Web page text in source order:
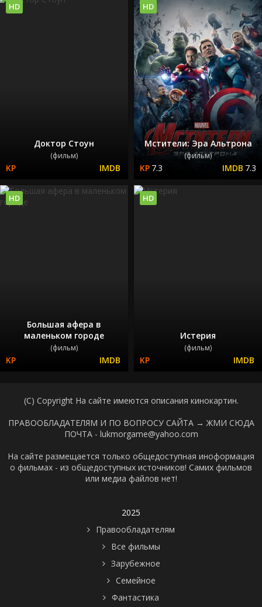
Доктор Стоун
(фильм)
HD
Мстители: Эра Альтрона
(фильм)
7.3 7.3
HD
Большая афера в
маленьком городе
(фильм)
HD
Истерия
(фильм)
HD
(C) Copyright На сайте имеются описания кинокартин.
ПРАВООБЛАДАТЕЛЯМ И ПО ВОПРОСУ САЙТА → ЖМИ СЮДА
ПОЧТА - lukmorgame@yahoo.com
На сайте размещается только общедоступная иноформация
о фильмах - из общедоступных источников! Самих фильмов
или медиа файлов нет!
2025
Правообладателям
Все фильмы
Зарубежное
Семейное
Фантастика